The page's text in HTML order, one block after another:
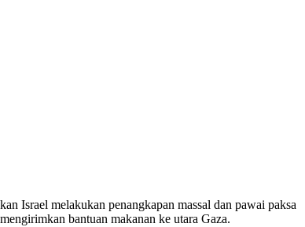
Israel melakukan penangkapan massal dan pawai paksa
bantuan makanan ke utara Gaza.